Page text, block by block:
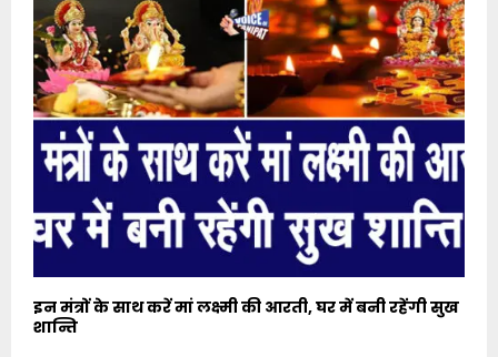
इन मंत्रों के साथ करें मां लक्ष्मी की आरती, घर में बनी रहेंगी सुख
शान्ति